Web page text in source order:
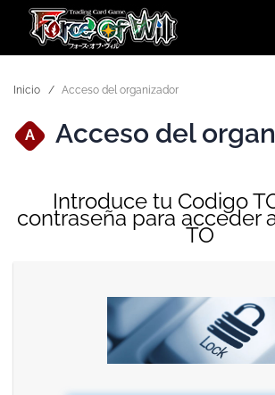
Inicio Acceso del organizador
A Acceso del
Introduce tu Codigo
contraseña para acceder
TO